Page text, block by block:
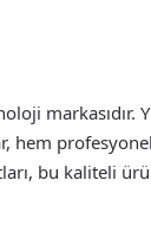
markasıdır.
hem
bu kaliteli